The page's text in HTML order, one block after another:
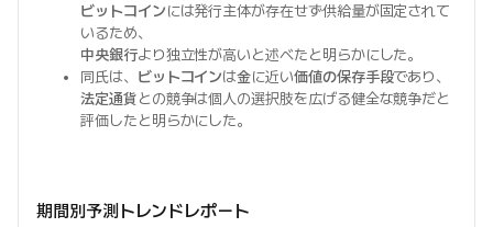
ビットコインには発行主体が存在せず供給量が固定されて
いるため、
中央銀行より独立性が高いと述べたと明らかにした。
同氏は、 ビットコインは金に近い価値の保存手段であり、
法定通貨との競争は個人の選択肢を広げる健全な競争だと
評価したと明らかにした。
期間別予測トレンドレポート